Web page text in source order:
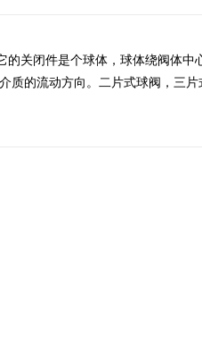
的关闭件是个球体，球体绕阀体中
质的流动方向。二片式球阀，三